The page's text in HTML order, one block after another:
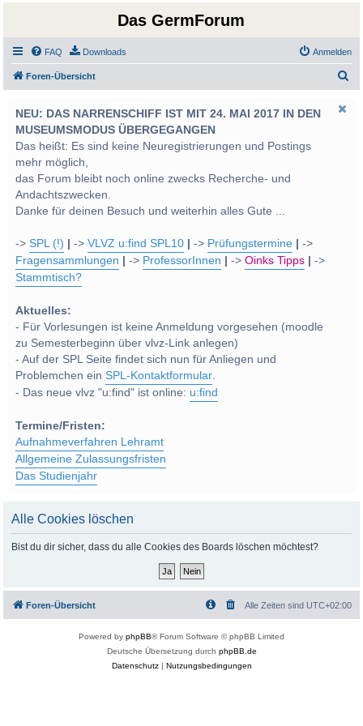
Das GermForum
FAQ Downloads Anmelden
Foren-Übersicht
NEU: DAS NARRENSCHIFF IST MIT 24. MAI 2017 IN DEN
MUSEUMSMODUS ÜBERGEGANGEN
Das heißt: Es sind keine Neuregistrierungen und Postings
mehr möglich,
das Forum bleibt noch online zwecks Recherche- und
Andachtszwecken.
Danke für deinen Besuch und weiterhin alles Gute ...
->SPL (!) ->VLVZ u:find SPL10 -> Prüfungstermine
->
Fragensammlungen
-> ProfessorInnen ->Oinks Tipps
->
Stammtisch?
Aktuelles:
- Für Vorlesungen ist keine Anmeldung vorgesehen (moodle
zu Semesterbeginn über vlvz-Link anlegen)
- Auf der SPL Seite findet sich nun für Anliegen und
Problemchen einSPL-Kontaktformular.
- Das neue vlvz "u:find" ist online: u:find
Termine/Fristen:
Aufnahmeverfahren Lehramt
Allgemeine Zulassungsfristen
Das Studienjahr
Alle Cookies löschen
Bist du dir sicher, dass du alle Cookies des Boards löschen möchtest?
Foren-Übersicht Alle Zeiten sind UTC+02:00
Powered by phpBB® Forum Software © phpBB Limited
Deutsche Übersetzung durch phpBB.de
Datenschutz| Nutzungsbedingungen